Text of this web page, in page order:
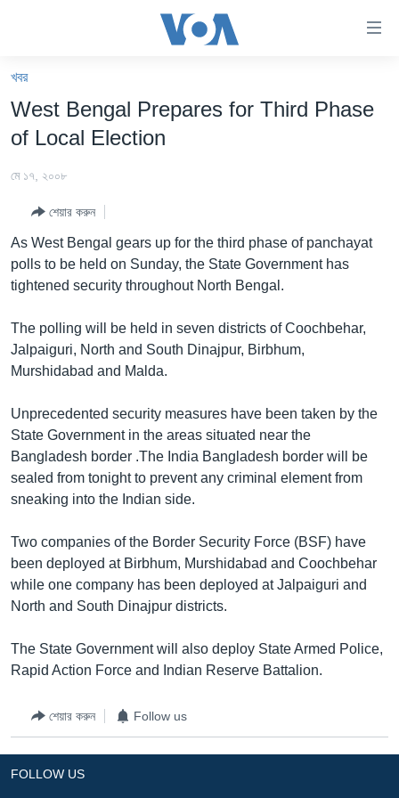
যান।
প্রধান
যান
বিশ্ব
দক্ষিণ-এশিয়া
টেলিভিশন
Learning English
FOLLOW US
অন্য ভাষায় ওয়েব সাইট
খবর
West Bengal Prepares for Third Phase
of Local Election
মে ১৭, ২০০৮
শেয়ার করুন
As West Bengal gears up for the third phase of panchayat
polls to be held on Sunday, the State Government has
tightened security throughout North Bengal.
The polling will be held in seven districts of Coochbehar,
Jalpaiguri, North and South Dinajpur, Birbhum,
Murshidabad and Malda.
Unprecedented security measures have been taken by the
State Government in the areas situated near the
Bangladesh border .The India Bangladesh border will be
sealed from tonight to prevent any criminal element from
sneaking into the Indian side.
Two companies of the Border Security Force (BSF) have
been deployed at Birbhum, Murshidabad and Coochbehar
while one company has been deployed at Jalpaiguri and
North and South Dinajpur districts.
The State Government will also deploy State Armed Police,
Rapid Action Force and Indian Reserve Battalion.
শেয়ার করুন Follow us
FOLLOW US